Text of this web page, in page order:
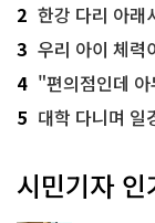
2 한강 다리 아래
3 우리 아이 체력
4 "편의점인데 아무
5 대학 다니며
시민기자 인